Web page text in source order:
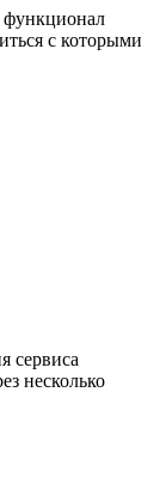
функционал
с которыми
сервиса
несколько